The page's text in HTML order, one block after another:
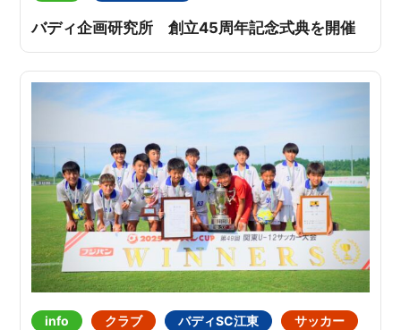
バディ企画研究所 創立45周年記念式典を開催
info クラブ バディSC江東 サッカー